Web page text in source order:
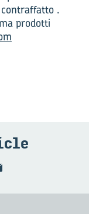
.
prodotti